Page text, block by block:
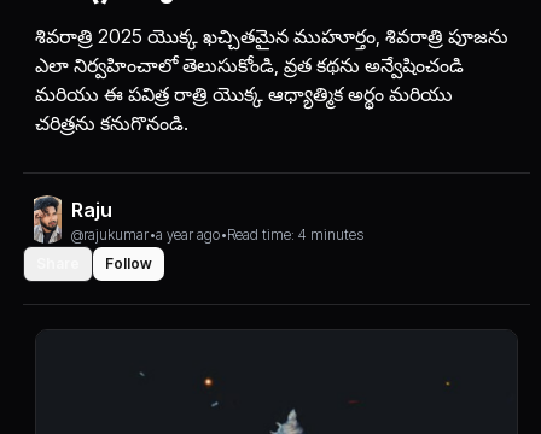
శివరాత్రి 2025 యొక్క ఖచ్చితమైన ముహూర్తం, శివరాత్రి పూజను
ఎలా నిర్వహించాలో తెలుసుకోండి, వ్రత కథను అన్వేషించండి
మరియు ఈ పవిత్ర రాత్రి యొక్క ఆధ్యాత్మిక అర్థం మరియు
చరిత్రను కనుగొనండి.
Raju
@rajukumar•a year ago•Read time: 4 minutes
Follow